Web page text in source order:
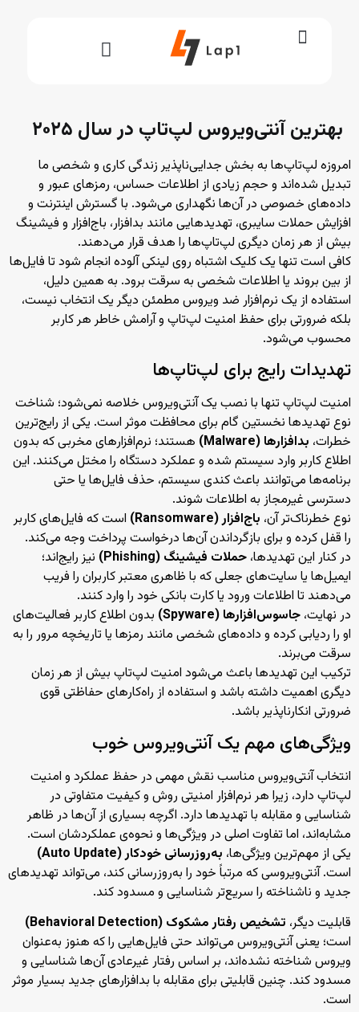
بهترین آنتی‌ویروس لپ‌تاپ در سال ۲۰۲۵
امروزه لپ‌تاپ‌ها به بخش جدایی‌ناپذیر زندگی کاری و شخصی ما
تبدیل شده‌اند و حجم زیادی از اطلاعات حساس، رمزهای عبور و
داده‌های خصوصی در آن‌ها نگهداری می‌شود. با گسترش اینترنت و
افزایش حملات سایبری، تهدیدهایی مانند بدافزار، باج‌افزار و فیشینگ
بیش از هر زمان دیگری لپ‌تاپ‌ها را هدف قرار می‌دهند.
کافی است تنها یک کلیک اشتباه روی لینکی آلوده انجام شود تا فایل‌ها
از بین بروند یا اطلاعات شخصی به سرقت برود. به همین دلیل،
استفاده از یک نرم‌افزار ضد ویروس مطمئن دیگر یک انتخاب نیست،
بلکه ضرورتی برای حفظ امنیت لپ‌تاپ و آرامش خاطر هر کاربر
محسوب می‌شود.
تهدیدات رایج برای لپ‌تاپ‌ها
امنیت لپ‌تاپ تنها با نصب یک آنتی‌ویروس خلاصه نمی‌شود؛ شناخت
نوع تهدیدها نخستین گام برای محافظت موثر است. یکی از رایج‌ترین
خطرات، بدافزارها (Malware)
هستند؛ نرم‌افزارهای مخربی که بدون
اطلاع کاربر وارد سیستم شده و عملکرد دستگاه را مختل می‌کنند. این
برنامه‌ها می‌توانند باعث کندی سیستم، حذف فایل‌ها یا حتی
دسترسی غیرمجاز به اطلاعات شوند.
نوع خطرناک‌تر آن، باج‌افزار (Ransomware)
است که فایل‌های کاربر
را قفل کرده و برای بازگرداندن آن‌ها درخواست پرداخت وجه می‌کند.
در کنار این تهدیدها، حملات فیشینگ (Phishing)
نیز رایج‌اند؛
ایمیل‌ها یا سایت‌های جعلی که با ظاهری معتبر کاربران را فریب
می‌دهند تا اطلاعات ورود یا کارت بانکی خود را وارد کنند.
در نهایت، جاسوس‌افزارها (Spyware)
بدون اطلاع کاربر فعالیت‌های
او را ردیابی کرده و داده‌های شخصی مانند رمزها یا تاریخچه مرور را به
سرقت می‌برند.
ترکیب این تهدیدها باعث می‌شود امنیت لپ‌تاپ بیش از هر زمان
دیگری اهمیت داشته باشد و استفاده از راه‌کارهای حفاظتی قوی
ضرورتی انکارناپذیر باشد.
ویژگی‌های مهم یک آنتی‌ویروس خوب
انتخاب آنتی‌ویروس مناسب نقش مهمی در حفظ عملکرد و امنیت
لپ‌تاپ دارد، زیرا هر نرم‌افزار امنیتی روش و کیفیت متفاوتی در
شناسایی و مقابله با تهدیدها دارد. اگرچه بسیاری از آن‌ها در ظاهر
مشابه‌اند، اما تفاوت اصلی در ویژگی‌ها و نحوه‌ی عملکردشان است.
یکی از مهم‌ترین ویژگی‌ها، به‌روزرسانی خودکار (Auto Update)
است. آنتی‌ویروسی که مرتباً خود را به‌روزرسانی کند، می‌تواند تهدیدهای
جدید و ناشناخته را سریع‌تر شناسایی و مسدود کند.
قابلیت دیگر، تشخیص رفتار مشکوک (Behavioral Detection)
است؛ یعنی آنتی‌ویروس می‌تواند حتی فایل‌هایی را که هنوز به‌عنوان
ویروس شناخته نشده‌اند، بر اساس رفتار غیرعادی آن‌ها شناسایی و
مسدود کند. چنین قابلیتی برای مقابله با بدافزارهای جدید بسیار موثر
است.